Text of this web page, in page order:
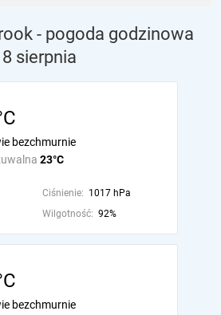
- pogoda godzinowa
sierpnia
23°C
bezchmurnie
Ciśnienie: 1017 hPa
Wilgotność: 92%
bezchmurnie